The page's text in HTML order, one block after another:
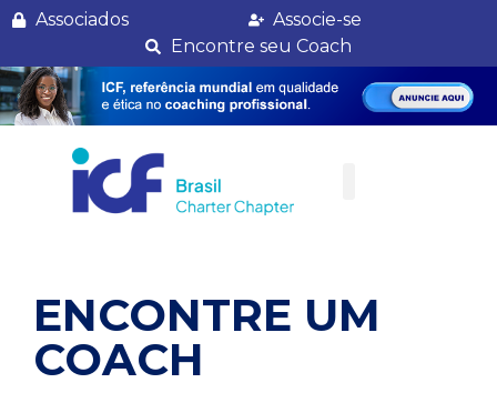
Associados
Associe-se
Encontre seu Coach
ENCONTRE UM
COACH